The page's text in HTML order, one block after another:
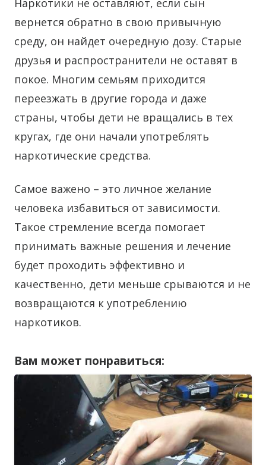
вернется обратно в свою привычную
среду, он найдет очередную дозу. Старые
друзья и распространители не оставят в
покое. Многим семьям приходится
переезжать в другие города и даже
страны, чтобы дети не вращались в тех
кругах, где они начали употреблять
наркотические средства.
Самое важено – это личное желание
человека избавиться от зависимости.
Такое стремление всегда помогает
принимать важные решения и лечение
будет проходить эффективно и
качественно, дети меньше срываются и не
возвращаются к употреблению
наркотиков.
Вам может понравиться: